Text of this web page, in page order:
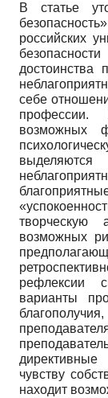
В статье
российских
достоинства
себе
профессии.
возможных
творческую
возможных
рефлексии
варианты
чувству
находит